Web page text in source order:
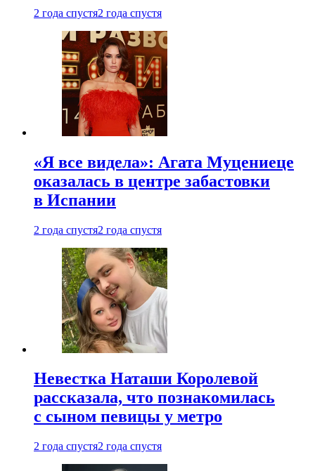
2 года спустя2 года спустя
«Я все видела»: Агата Муцениеце
оказалась в центре забастовки
в Испании
2 года спустя2 года спустя
Невестка Наташи Королевой
рассказала, что познакомилась
с сыном певицы у метро
2 года спустя2 года спустя